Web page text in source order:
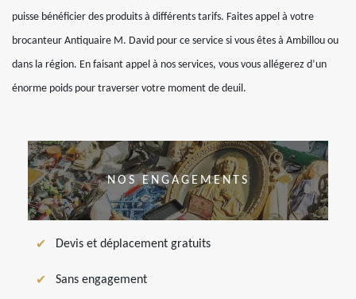
puisse bénéficier des produits à différents tarifs. Faites appel à votre
brocanteur Antiquaire M. David pour ce service si vous êtes à Ambillou ou
dans la région. En faisant appel à nos services, vous vous allégerez d’un
énorme poids pour traverser votre moment de deuil.
NOS ENGAGEMENTS
Devis et déplacement gratuits
Sans engagement